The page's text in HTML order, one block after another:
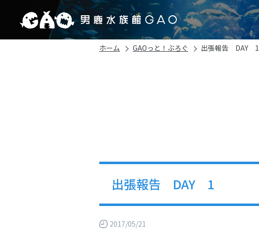
ホーム GAOっと！ぶろぐ 出張報告 DAY 1
出張報告 DAY 1
2017/05/21